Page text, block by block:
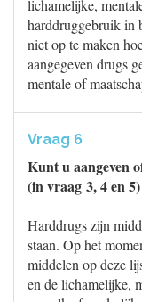
lichamelijke,
harddruggebruik in
niet op te maken
aangegeven drugs
mentale of
Vraag 6
Kunt u aangeven
(in vraag 3, 4 en
Harddrugs zijn
staan. Op het
middelen op deze
en de lichamelijke,